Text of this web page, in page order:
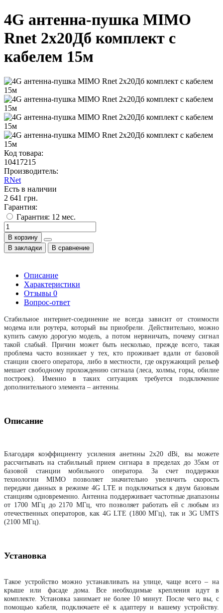
4G антенна-пушка MIMO
Rnet 2x20Дб комплект с
кабелем 15м
Код товара:
10417215
Производитель:
RNet
Есть в наличии
2 641 грн.
Гарантия:
Гарантия: 12 мес.
В корзину
В закладки
В сравнение
Описание
Характеристики
Отзывы 0
Вопрос-ответ
Стабильное интернет-соединение не всегда зависит от стоимости
модема или роутера, который вы приобрели. Действительно, можно
купить самую дорогую модель, а потом нервничать, почему сигнал
такой слабый. Причин может быть несколько, прежде всего, такая
проблема часто возникает у тех, кто проживает вдали от базовой
станции своего оператора, либо в местности, где окружающий рельеф
мешает свободному прохождению сигнала (леса, холмы, горы, обилие
построек). Именно в таких ситуациях требуется подключение
дополнительного элемента – антенны.
Описание
Благодаря коэффициенту усиления анетнны 2x20 dBi, вы можете
рассчитывать на стабильный прием сигнара в пределах до 35км от
базовой станции мобильного оператора. За счет поддержки
технологии MIMO позволяет значительно увеличить скорость
передачи данных в режиме 4G LTE и подключаться к двум базовым
станциям одновременно. Антенна поддерживает частотные диапазоны
от 1700 МГц до 2170 МГц, что позволяет работать ей с любым из
отечественных операторов, как 4G LTE (1800 МГц), так и 3G UMTS
(2100 МГц).
Установка
Такое устройство можно устанавливать на улице, чаще всего – на
крыше или фасаде дома. Все необходимые крепления идут в
комплекте. Установка занимает не более 10 минут. После чего вы, с
помощью кабеля, подключаете её к адаптеру и вашему устройству.